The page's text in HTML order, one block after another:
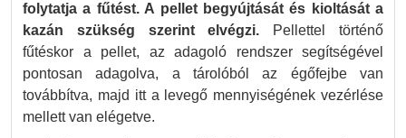
folytatja a fűtést. A pellet begyújtását és kioltását a
kazán szükség szerint elvégzi. Pellettel történő
fűtéskor a pellet, az adagoló rendszer segítségével
pontosan adagolva, a tárolóból az égőfejbe van
továbbítva, majd itt a levegő mennyiségének vezérlése
mellett van elégetve.